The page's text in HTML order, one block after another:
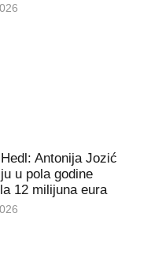
Antonija Jozić
u pola godine
12 milijuna eura